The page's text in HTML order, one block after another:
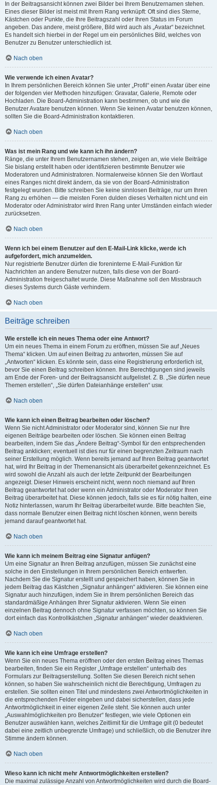
In der Beitragsansicht können zwei Bilder bei Ihrem Benutzernamen stehen.
Eines dieser Bilder ist meist mit Ihrem Rang verknüpft: Oft sind dies Sterne,
Kästchen oder Punkte, die Ihre Beitragszahl oder Ihren Status im Forum
angeben. Das andere, meist größere, Bild wird auch als „Avatar“ bezeichnet.
Es handelt sich hierbei in der Regel um ein persönliches Bild, welches von
Benutzer zu Benutzer unterschiedlich ist.
Nach oben
Wie verwende ich einen Avatar?
In Ihrem persönlichen Bereich können Sie unter „Profil“ einen Avatar über eine
der folgenden vier Methoden hinzufügen: Gravatar, Galerie, Remote oder
Hochladen. Die Board-Administration kann bestimmen, ob und wie die
Benutzer Avatare benutzen können. Wenn Sie keinen Avatar benutzen können,
sollten Sie die Board-Administration kontaktieren.
Nach oben
Was ist mein Rang und wie kann ich ihn ändern?
Ränge, die unter Ihrem Benutzernamen stehen, zeigen an, wie viele Beiträge
Sie bislang erstellt haben oder identifizieren bestimmte Benutzer wie
Moderatoren und Administratoren. Normalerweise können Sie den Wortlaut
eines Ranges nicht direkt ändern, da sie von der Board-Administration
festgelegt wurden. Bitte schreiben Sie keine sinnlosen Beiträge, nur um Ihren
Rang zu erhöhen — die meisten Foren dulden dieses Verhalten nicht und ein
Moderator oder Administrator wird Ihren Rang unter Umständen einfach wieder
zurücksetzen.
Nach oben
Wenn ich bei einem Benutzer auf den E-Mail-Link klicke, werde ich
aufgefordert, mich anzumelden.
Nur registrierte Benutzer dürfen die foreninterne E-Mail-Funktion für
Nachrichten an andere Benutzer nutzen, falls diese von der Board-
Administration freigeschaltet wurde. Diese Maßnahme soll den Missbrauch
dieses Systems durch Gäste verhindern.
Nach oben
Beiträge schreiben
Wie erstelle ich ein neues Thema oder eine Antwort?
Um ein neues Thema in einem Forum zu eröffnen, müssen Sie auf „Neues
Thema“ klicken. Um auf einen Beitrag zu antworten, müssen Sie auf
„Antworten“ klicken. Es könnte sein, dass eine Registrierung erforderlich ist,
bevor Sie einen Beitrag schreiben können. Ihre Berechtigungen sind jeweils
am Ende der Foren- und der Beitragsansicht aufgelistet. Z. B. „Sie dürfen neue
Themen erstellen“, „Sie dürfen Dateianhänge erstellen“ usw.
Nach oben
Wie kann ich einen Beitrag bearbeiten oder löschen?
Wenn Sie nicht Administrator oder Moderator sind, können Sie nur Ihre
eigenen Beiträge bearbeiten oder löschen. Sie können einen Beitrag
bearbeiten, indem Sie das „Ändere Beitrag“-Symbol für den entsprechenden
Beitrag anklicken; eventuell ist dies nur für einen begrenzten Zeitraum nach
seiner Erstellung möglich. Wenn bereits jemand auf Ihren Beitrag geantwortet
hat, wird Ihr Beitrag in der Themenansicht als überarbeitet gekennzeichnet. Es
wird sowohl die Anzahl als auch der letzte Zeitpunkt der Bearbeitungen
angezeigt. Dieser Hinweis erscheint nicht, wenn noch niemand auf Ihren
Beitrag geantwortet hat oder wenn ein Administrator oder Moderator Ihren
Beitrag überarbeitet hat. Diese können jedoch, falls sie es für nötig halten, eine
Notiz hinterlassen, warum Ihr Beitrag überarbeitet wurde. Bitte beachten Sie,
dass normale Benutzer einen Beitrag nicht löschen können, wenn bereits
jemand darauf geantwortet hat.
Nach oben
Wie kann ich meinem Beitrag eine Signatur anfügen?
Um eine Signatur an Ihren Beitrag anzufügen, müssen Sie zunächst eine
solche in den Einstellungen in Ihrem persönlichen Bereich entwerfen.
Nachdem Sie die Signatur erstellt und gespeichert haben, können Sie in
jedem Beitrag das Kästchen „Signatur anhängen“ aktivieren. Sie können eine
Signatur auch hinzufügen, indem Sie in Ihrem persönlichen Bereich das
standardmäßige Anhängen Ihrer Signatur aktivieren. Wenn Sie einen
einzelnen Beitrag dennoch ohne Signatur verfassen möchten, so können Sie
dort einfach das Kontrollkästchen „Signatur anhängen“ wieder deaktivieren.
Nach oben
Wie kann ich eine Umfrage erstellen?
Wenn Sie ein neues Thema eröffnen oder den ersten Beitrag eines Themas
bearbeiten, finden Sie ein Register „Umfrage erstellen“ unterhalb des
Formulars zur Beitragserstellung. Sollten Sie diesen Bereich nicht sehen
können, so haben Sie wahrscheinlich nicht die Berechtigung, Umfragen zu
erstellen. Sie sollten einen Titel und mindestens zwei Antwortmöglichkeiten in
die entsprechenden Felder eingeben und dabei sicherstellen, dass jede
Antwortmöglichkeit in einer eigenen Zeile steht. Sie können auch unter
„Auswahlmöglichkeiten pro Benutzer“ festlegen, wie viele Optionen ein
Benutzer auswählen kann, welches Zeitlimit für die Umfrage gilt (0 bedeutet
dabei eine zeitlich unbegrenzte Umfrage) und schließlich, ob die Benutzer ihre
Stimme ändern können.
Nach oben
Wieso kann ich nicht mehr Antwortmöglichkeiten erstellen?
Die maximal zulässige Anzahl von Antwortmöglichkeiten wird durch die Board-